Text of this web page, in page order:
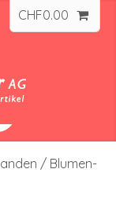
CHF0.00
/ Blumen-